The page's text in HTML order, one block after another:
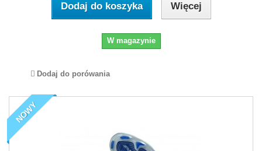
Dodaj do koszyka Więcej
W magazynie
Dodaj do porówania
NOWY